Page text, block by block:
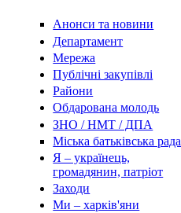
Анонси та новини
Департамент
Мережа
Публічні закупівлі
Райони
Обдарована молодь
ЗНО / НМТ / ДПА
Міська батьківська рада
Я – українець,
громадянин, патріот
Заходи
Ми – харків'яни